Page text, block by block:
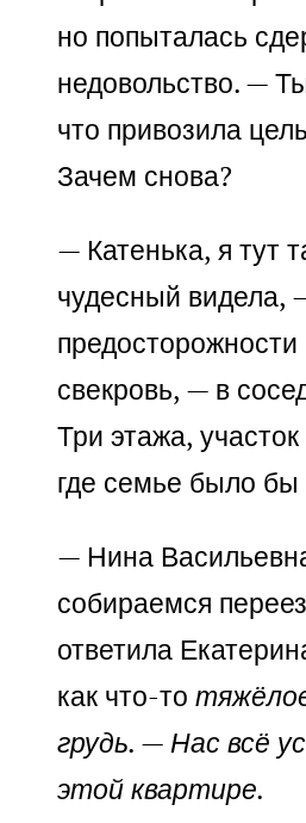
но попыталась
недовольство. —
что привозила
Зачем снова?
— Катенька, я тут
чудесный видела,
свекровь, — в
Три этажа,
где семье было бы
— Нина
собираемся
ответила
как что-то
грудь. — Нас всё
этой квартире.